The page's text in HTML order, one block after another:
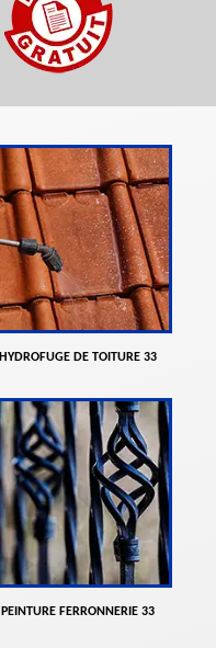
HYDROFUGE DE TOITURE 33
PEINTURE FERRONNERIE 33